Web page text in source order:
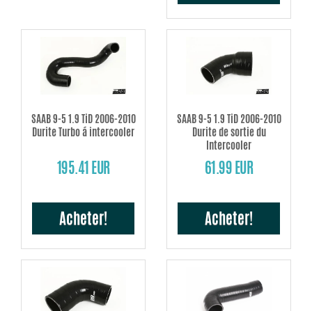
SAAB 9-5 1.9 TiD 2006-2010
Durite Turbo á intercooler
195.41 EUR
Acheter!
SAAB 9-5 1.9 TiD 2006-2010
Durite de sortie du
Intercooler
61.99 EUR
Acheter!